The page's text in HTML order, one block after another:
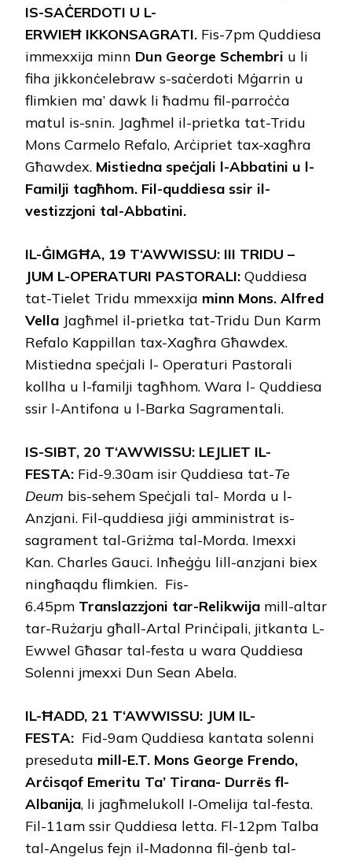
IS-SAĊERDOTI U L-
ERWIEĦ IKKONSAGRATI. Fis-7pm Quddiesa
immexxija minn Dun George Schembri u li
fiha jikkonċelebraw s-saċerdoti Mġarrin u
flimkien ma’ dawk li ħadmu fil-parroċċa
matul is-snin. Jagħmel il-prietka tat-Tridu
Mons Carmelo Refalo, Arċipriet tax-xagħra
Għawdex. Mistiedna speċjali l-Abbatini u l-
Familji tagħhom. Fil-quddiesa ssir il-
vestizzjoni tal-Abbatini.
IL-ĠIMGĦA, 19 T‘AWWISSU: III TRIDU –
JUM L-OPERATURI PASTORALI: Quddiesa
tat-Tielet Tridu mmexxija minn Mons. Alfred
Vella Jagħmel il-prietka tat-Tridu Dun Karm
Refalo Kappillan tax-Xagħra Għawdex.
Mistiedna speċjali l- Operaturi Pastorali
kollha u l-familji tagħhom. Wara l- Quddiesa
ssir l-Antifona u l-Barka Sagramentali.
IS-SIBT, 20 T‘AWWISSU: LEJLIET IL-
FESTA: Fid-9.30am isir Quddiesa tat-Te
Deum bis-sehem Speċjali tal- Morda u l-
Anzjani. Fil-quddiesa jiġi amministrat is-
sagrament tal-Griżma tal-Morda. Imexxi
Kan. Charles Gauci. Inħeġġu lill-anzjani biex
ningħaqdu flimkien. Fis-
6.45pm Translazzjoni tar-Relikwija mill-altar
tar-Rużarju għall-Artal Prinċipali, jitkanta L-
Ewwel Għasar tal-festa u wara Quddiesa
Solenni jmexxi Dun Sean Abela.
IL-ĦADD, 21 T‘AWWISSU: JUM IL-
FESTA: Fid-9am Quddiesa kantata solenni
preseduta mill-E.T. Mons George Frendo,
Arċisqof Emeritu Ta’ Tirana- Durrës fl-
Albanija, li jagħmelukoll I-Omelija tal-festa.
Fil-11am ssir Quddiesa letta. Fl-12pm Talba
tal-Angelus fejn il-Madonna fil-ġenb tal-